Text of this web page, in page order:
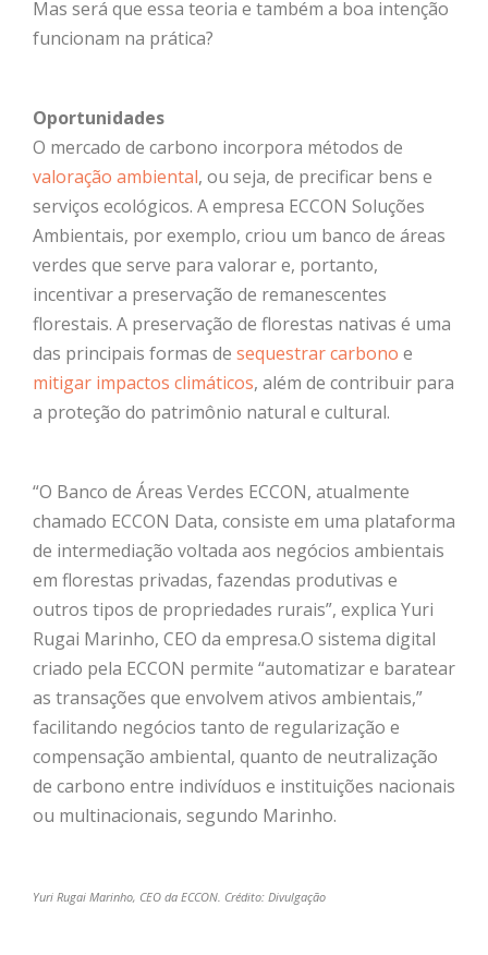
Mas será que essa teoria e também a boa intenção
funcionam na prática?
Oportunidades
O mercado de carbono incorpora métodos de
valoração ambiental, ou seja, de precificar bens e
serviços ecológicos. A empresa ECCON Soluções
Ambientais, por exemplo, criou um banco de áreas
verdes que serve para valorar e, portanto,
incentivar a preservação de remanescentes
florestais. A preservação de florestas nativas é uma
das principais formas de sequestrar carbono e
mitigar impactos climáticos, além de contribuir para
a proteção do patrimônio natural e cultural.
“O Banco de Áreas Verdes ECCON, atualmente
chamado ECCON Data, consiste em uma plataforma
de intermediação voltada aos negócios ambientais
em florestas privadas, fazendas produtivas e
outros tipos de propriedades rurais”, explica Yuri
Rugai Marinho, CEO da empresa.O sistema digital
criado pela ECCON permite “automatizar e baratear
as transações que envolvem ativos ambientais,”
facilitando negócios tanto de regularização e
compensação ambiental, quanto de neutralização
de carbono entre indivíduos e instituições nacionais
ou multinacionais, segundo Marinho.
Yuri Rugai Marinho, CEO da ECCON. Crédito: Divulgação